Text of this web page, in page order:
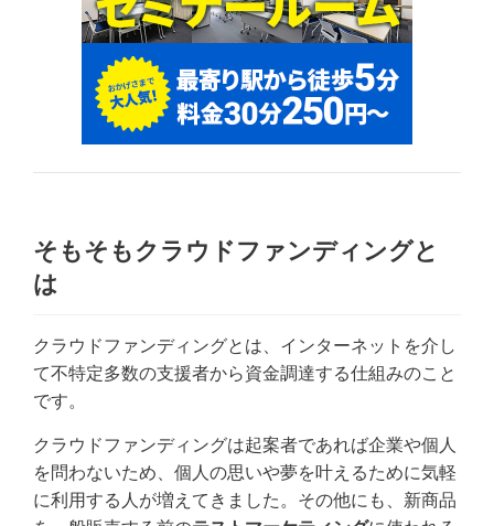
そもそもクラウドファンディングと
は
クラウドファンディングとは、インターネットを介し
て不特定多数の支援者から資金調達する仕組みのこと
です。
クラウドファンディングは起案者であれば企業や個人
を問わないため、個人の思いや夢を叶えるために気軽
に利用する人が増えてきました。その他にも、新商品